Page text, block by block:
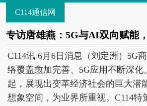
C114通信网
专访唐雄燕：5G与AI双向赋能
C114讯 6月6日消息（刘定洲）5G
络覆盖愈加完善、5G应用不断深
起，展现出变革经济社会的巨大潜
想象空间，为业界所重视。C114特